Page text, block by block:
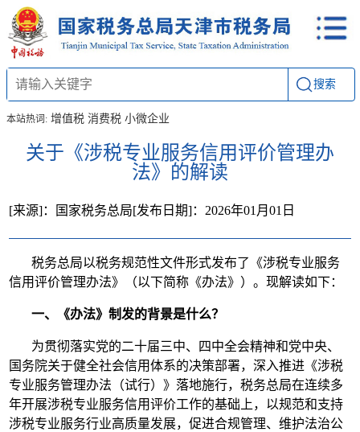
搜索
本站热词: 增值税 消费税 小微企业
关于《涉税专业服务信用评价管理办
法》的解读
[发布日期]：2026年01月01日
[来源]：国家税务总局
税务总局以税务规范性文件形式发布了《涉税专业服务
信用评价管理办法》（以下简称《办法》）。现解读如下：
一、《办法》制发的背景是什么？
为贯彻落实党的二十届三中、四中全会精神和党中央、
国务院关于健全社会信用体系的决策部署，深入推进《涉税
专业服务管理办法（试行）》落地施行，税务总局在连续多
年开展涉税专业服务信用评价工作的基础上，以规范和支持
涉税专业服务行业高质量发展，促进合规管理、维护法治公